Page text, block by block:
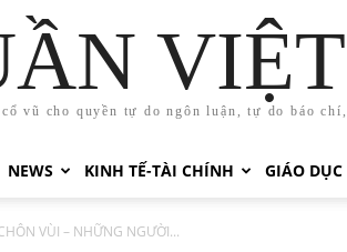
vũ cho quyền tự do ngôn luận, tự do báo
NEWS KINH TẾ-TÀI CHÍNH GIÁO DỤC
VÙI – NHỮNG NGƯỜI...